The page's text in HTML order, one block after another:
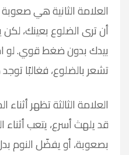
العلامة الثانية هي
أن ترى الضلوع بعينك،
بيدك بدون ضغط قوي.
تشعر بالضلوع، فغالبًا
العلامة الثالثة تظهر أثناء
قد يلهث أسرع، يتعب
بصعوبة، أو يفضّل النوم